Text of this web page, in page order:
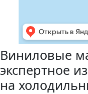
Виниловые
экспертное
на